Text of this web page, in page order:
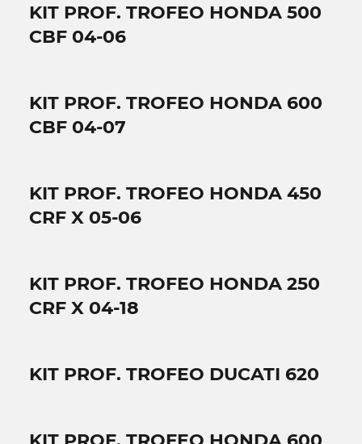
KIT PROF. TROFEO HONDA 500
CBF 04-06
KIT PROF. TROFEO HONDA 600
CBF 04-07
KIT PROF. TROFEO HONDA 450
CRF X 05-06
KIT PROF. TROFEO HONDA 250
CRF X 04-18
KIT PROF. TROFEO DUCATI 620